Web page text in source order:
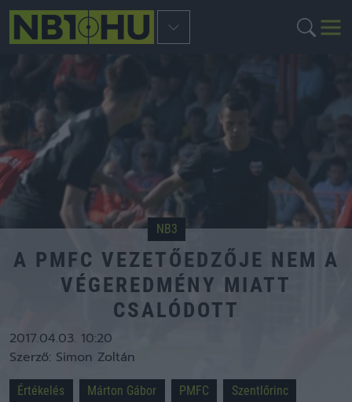
NB3
A PMFC VEZETŐEDZŐJE NEM A
VÉGEREDMÉNY MIATT
CSALÓDOTT
2017.04.03. 10:20
Szerző: Simon Zoltán
Értékelés Márton Gábor PMFC Szentlőrinc